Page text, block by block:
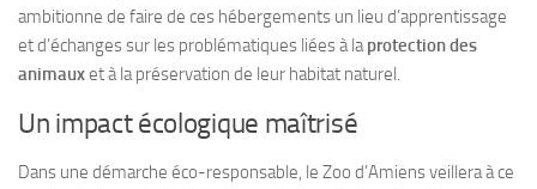
ambitionne de faire de ces hébergements un lieu d’apprentissage
et d’échanges sur les problématiques liées à laprotection des
animauxet à la préservation de leur habitat naturel.
Un impact écologique maîtrisé
Dans une démarche éco-responsable, le Zoo d’Amiens veillera à ce